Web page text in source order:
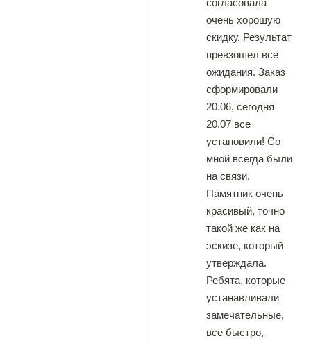
согласовала
очень хорошую
скидку. Результат
превзошел все
ожидания. Заказ
сформировали
20.06, сегодня
20.07 все
установили! Со
мной всегда были
на связи.
Памятник очень
красивый, точно
такой же как на
эскизе, который
утверждала.
Ребята, которые
устанавливали
замечательные,
все быстро,